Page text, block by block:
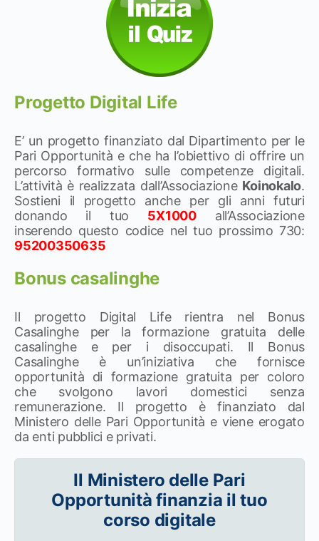
Progetto Digital Life
E’ un progetto finanziato dal Dipartimento per le
Pari Opportunità e che ha l’obiettivo di offrire un
percorso formativo sulle competenze digitali.
L’attività è realizzata dall’Associazione Koinokalo.
Sostieni il progetto anche per gli anni futuri
donando il tuo 5X1000
all’Associazione
inserendo questo codice nel tuo prossimo 730:
95200350635
Bonus casalinghe
Il progetto Digital Life rientra nel Bonus
Casalinghe per la formazione gratuita delle
casalinghe e per i disoccupati. Il Bonus
Casalinghe è un’iniziativa che fornisce
opportunità di formazione gratuita per coloro
che svolgono lavori domestici senza
remunerazione. Il progetto è finanziato dal
Ministero delle Pari Opportunità e viene erogato
da enti pubblici e privati.
Il Ministero delle Pari
Opportunità finanzia il tuo
corso digitale